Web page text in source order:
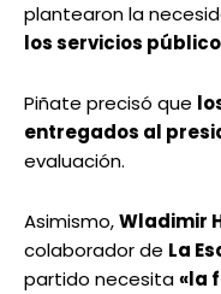
plantearon la
los servicios
Piñate precisó que
entregados al
evaluación.
Asimismo,Wladimir
colaborador de La
partido necesita«la